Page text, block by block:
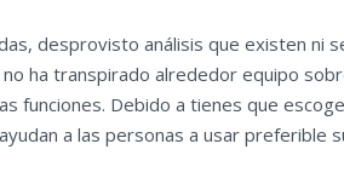
desprovisto análisis que existen ni
ha transpirado alrededor equipo
funciones. Debido a tienes que
a las personas a usar preferible